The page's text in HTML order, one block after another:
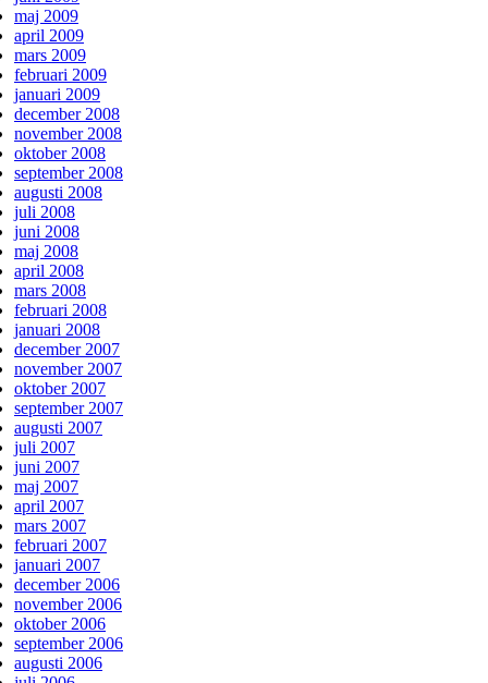
maj 2009
april 2009
mars 2009
februari 2009
januari 2009
december 2008
november 2008
oktober 2008
september 2008
augusti 2008
juli 2008
juni 2008
maj 2008
april 2008
mars 2008
februari 2008
januari 2008
december 2007
november 2007
oktober 2007
september 2007
augusti 2007
juli 2007
juni 2007
maj 2007
april 2007
mars 2007
februari 2007
januari 2007
december 2006
november 2006
oktober 2006
september 2006
augusti 2006